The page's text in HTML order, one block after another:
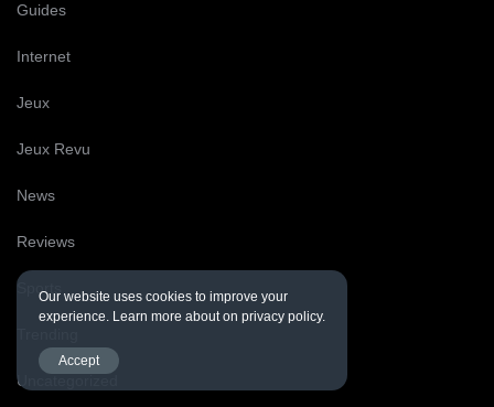
Guides
Internet
Jeux
Jeux Revu
News
Reviews
Sports
Uncategorized
Our website uses cookies to improve your
experience. Learn more about on privacy policy.
Accept